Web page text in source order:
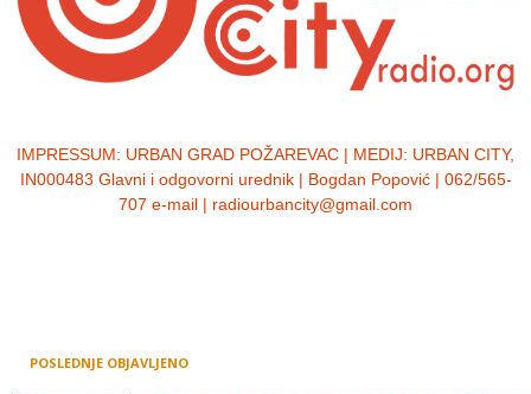
IMPRESSUM: URBAN GRAD POŽAREVAC | MEDIJ: URBAN CITY,
IN000483 Glavni i odgovorni urednik | Bogdan Popović | 062/565-
707 e-mail | radiourbancity@gmail.com
POSLEDNJE OBJAVLJENO